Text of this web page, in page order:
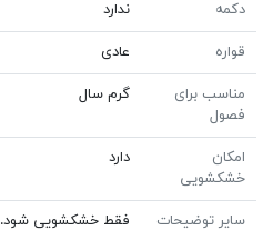
دکمه ندارد
قواره عادی
مناسب برای
فصول
گرم سال
امکان
خشکشویی
دارد
سایر توضیحات فقط خشکشویی شود.